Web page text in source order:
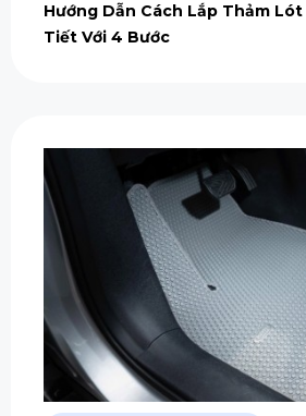
Hướng Dẫn Cách Lắp Thảm Lót
Tiết Với 4 Bước